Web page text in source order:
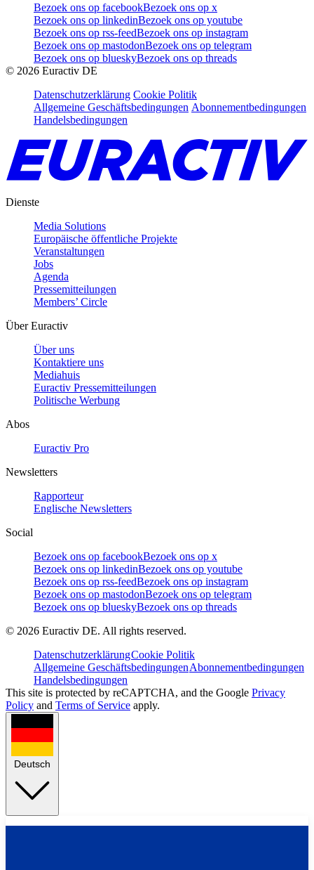
Bezoek ons op facebookBezoek ons op x
Bezoek ons op linkedinBezoek ons op youtube
Bezoek ons op rss-feedBezoek ons op instagram
Bezoek ons op mastodonBezoek ons op telegram
Bezoek ons op blueskyBezoek ons op threads
© 2026 Euractiv DE
Datenschutzerklärung Cookie Politik
Allgemeine Geschäftsbedingungen Abonnementbedingungen
Handelsbedingungen
Dienste
Media Solutions
Europäische öffentliche Projekte
Veranstaltungen
Jobs
Agenda
Pressemitteilungen
Members’ Circle
Über Euractiv
Über uns
Kontaktiere uns
Mediahuis
Euractiv Pressemitteilungen
Politische Werbung
Abos
Euractiv Pro
Newsletters
Rapporteur
Englische Newsletters
Social
Bezoek ons op facebookBezoek ons op x
Bezoek ons op linkedinBezoek ons op youtube
Bezoek ons op rss-feedBezoek ons op instagram
Bezoek ons op mastodonBezoek ons op telegram
Bezoek ons op blueskyBezoek ons op threads
© 2026 Euractiv DE. All rights reserved.
DatenschutzerklärungCookie Politik
Allgemeine GeschäftsbedingungenAbonnementbedingungen
Handelsbedingungen
This site is protected by reCAPTCHA, and the Google Privacy
Policy and Terms of Service apply.
Deutsch